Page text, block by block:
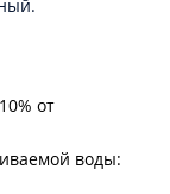
от
воды: